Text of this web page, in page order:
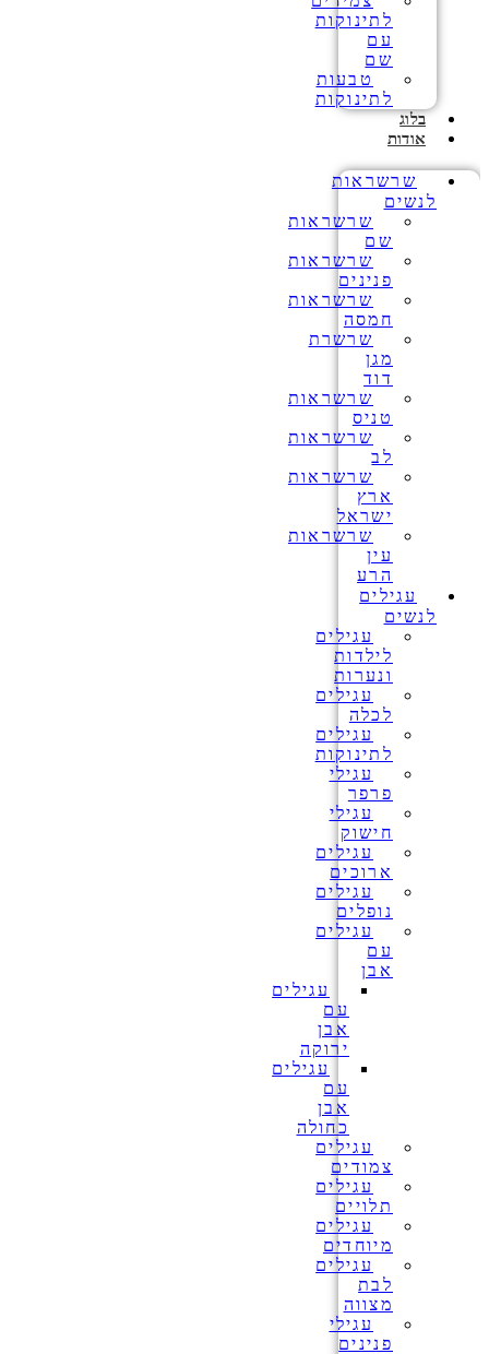
לתינוקות
עם
שם
טבעות
לתינוקות
בלוג
אודות
שרשראות
לנשים
שרשראות
שם
שרשראות
פנינים
שרשראות
חמסה
שרשרת
מגן
דוד
שרשראות
טניס
שרשראות
לב
שרשראות
ארץ
ישראל
שרשראות
עין
הרע
עגילים
לנשים
עגילים
לילדות
ונערות
עגילים
לכלה
עגילים
לתינוקות
עגילי
פרפר
עגילי
חישוק
עגילים
ארוכים
עגילים
נופלים
עגילים
עם
אבן
עגילים
עם
אבן
ירוקה
עגילים
עם
אבן
כחולה
עגילים
צמודים
עגילים
תלויים
עגילים
מיוחדים
עגילים
לבת
מצווה
עגילי
פנינים